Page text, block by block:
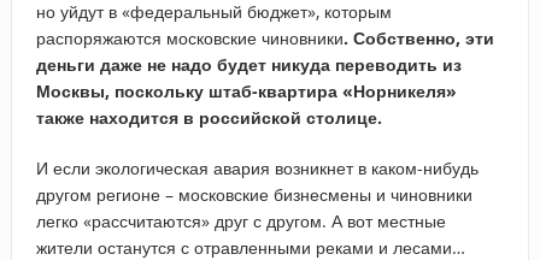
но уйдут в «федеральный бюджет», которым
распоряжаются московские чиновники. Собственно, эти
деньги даже не надо будет никуда переводить из
Москвы, поскольку штаб-квартира «Норникеля»
также находится в российской столице.
И если экологическая авария возникнет в каком-нибудь
другом регионе – московские бизнесмены и чиновники
легко «рассчитаются» друг с другом. А вот местные
жители останутся с отравленными реками и лесами…